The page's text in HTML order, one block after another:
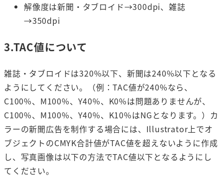
解像度は新聞・タブロイド→300dpi、雑誌
→350dpi
3.TAC値について
雑誌・タブロイドは320%以下、新聞は240%以下となる
ようにしてください。（例：TAC値が240%なら、
C100%、M100%、Y40%、K0%は問題ありませんが、
C100%、M100%、Y40%、K10%はNGとなります。）カ
ラーの新聞広告を制作する場合には、Illustrator上でオ
ブジェクトのCMYK合計値がTAC値を超えないように作成
し、写真画像は以下の方法でTAC値以下となるようにし
てください。